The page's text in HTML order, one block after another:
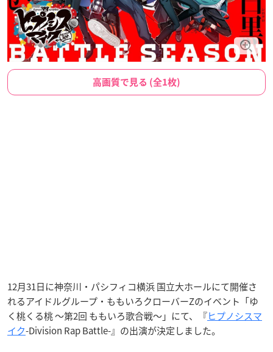
高画質で見る (全1枚)
12月31日に神奈川・パシフィコ横浜 国立大ホールにて開催さ
れるアイドルグループ・ももいろクローバーZのイベント「ゆ
く桃くる桃 ～第2回 ももいろ歌合戦～」にて、『ヒプノシスマ
イク-Division Rap Battle-』の出演が決定しました。